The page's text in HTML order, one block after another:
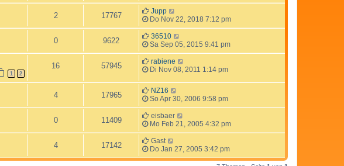
2 17767
Jupp
Do Nov 22, 2018 7:12 pm
0 9622
36510
Sa Sep 05, 2015 9:41 pm
1 2
16 57945
rabiene
Di Nov 08, 2011 1:14 pm
4 17965
NZ16
So Apr 30, 2006 9:58 pm
0 11409
eisbaer
Mo Feb 21, 2005 4:32 pm
4 17142
Gast
Do Jan 27, 2005 3:42 pm